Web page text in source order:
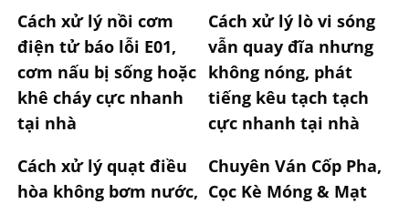
Cách xử lý nồi cơm
điện tử báo lỗi E01,
cơm nấu bị sống hoặc
khê cháy cực nhanh
tại nhà
Cách xử lý lò vi sóng
vẫn quay đĩa nhưng
không nóng, phát
tiếng kêu tạch tạch
cực nhanh tại nhà
Cách xử lý quạt điều
hòa không bơm nước,
Chuyên Ván Cốp Pha,
Cọc Kè Móng & Mạt